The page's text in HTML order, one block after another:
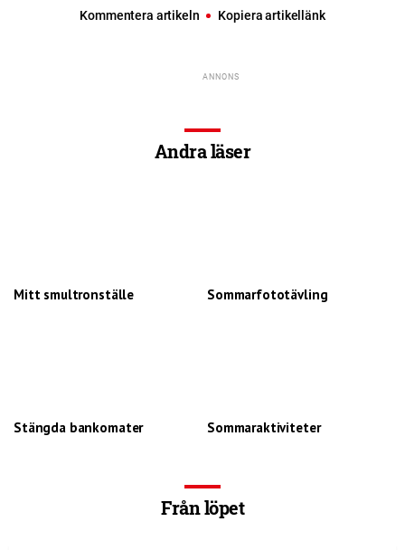
Kommentera artikeln Kopiera artikellänk
Andra läser
Mitt smultronställe Sommarfototävling
Stängda bankomater Sommaraktiviteter
Från löpet